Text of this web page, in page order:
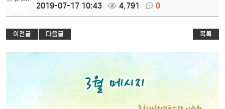
2019-07-17 10:43
4,791 0
이전글 다음글 목록